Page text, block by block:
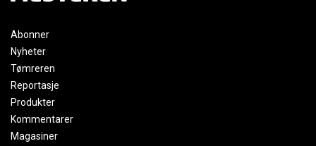
Abonner
Nyheter
Tømreren
Reportasje
Produkter
Kommentarer
Magasiner